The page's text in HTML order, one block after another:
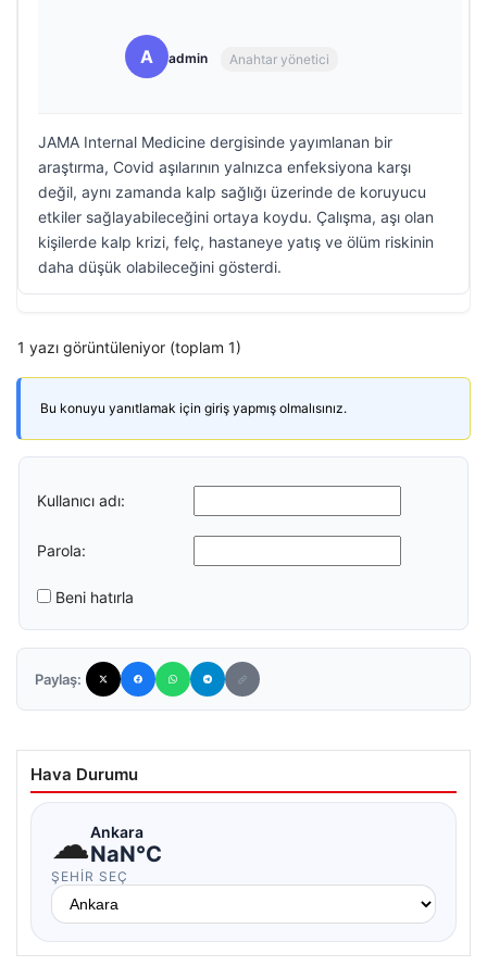
A admin Anahtar yönetici
JAMA Internal Medicine dergisinde yayımlanan bir
araştırma, Covid aşılarının yalnızca enfeksiyona karşı
değil, aynı zamanda kalp sağlığı üzerinde de koruyucu
etkiler sağlayabileceğini ortaya koydu. Çalışma, aşı olan
kişilerde kalp krizi, felç, hastaneye yatış ve ölüm riskinin
daha düşük olabileceğini gösterdi.
1 yazı görüntüleniyor (toplam 1)
Bu konuyu yanıtlamak için giriş yapmış olmalısınız.
Kullanıcı adı:
Parola:
Beni hatırla
Paylaş:
Hava Durumu
☁Ankara
NaN°C
ŞEHIR SEÇ